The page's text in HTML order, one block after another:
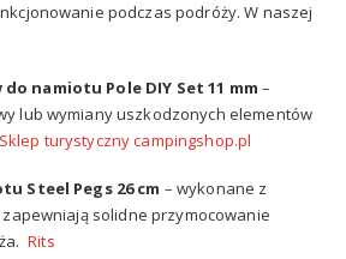
podczas podróży. W naszej
namiotu Pole DIY Set 11 mm –
lub wymiany uszkodzonych elementów
Sklep turystyczny campingshop.pl
Steel Pegs 26 cm –wykonane z
solidne przymocowanie
Rits